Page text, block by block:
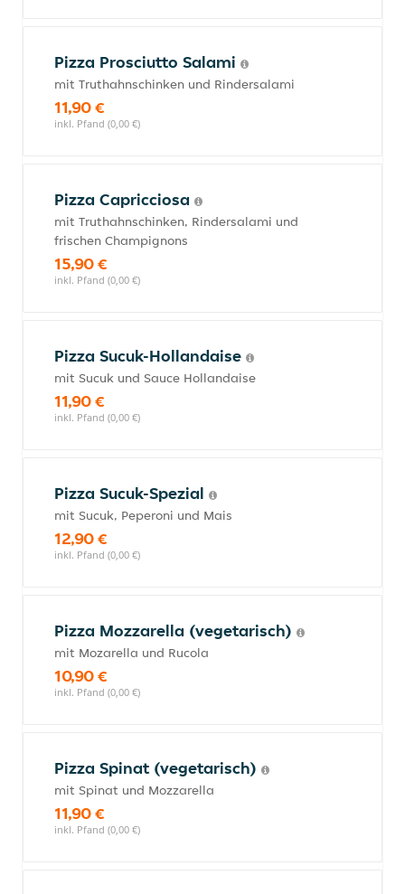
Pizza Prosciutto Salami
mit Truthahnschinken und Rindersalami
11,90 €
inkl. Pfand (0,00 €)
Pizza Capricciosa
mit Truthahnschinken, Rindersalami und
frischen Champignons
15,90 €
inkl. Pfand (0,00 €)
Pizza Sucuk-Hollandaise
mit Sucuk und Sauce Hollandaise
11,90 €
inkl. Pfand (0,00 €)
Pizza Sucuk-Spezial
mit Sucuk, Peperoni und Mais
12,90 €
inkl. Pfand (0,00 €)
Pizza Mozzarella (vegetarisch)
mit Mozarella und Rucola
10,90 €
inkl. Pfand (0,00 €)
Pizza Spinat (vegetarisch)
mit Spinat und Mozzarella
11,90 €
inkl. Pfand (0,00 €)